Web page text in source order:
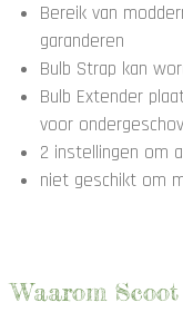
Bereik van
garanderen
Bulb Strap kan
Bulb Extender
voor
2 instellingen om
niet geschikt om
Waarom